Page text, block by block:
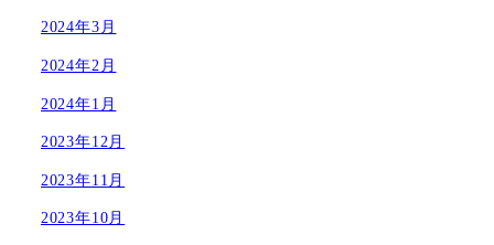
2024年3月
2024年2月
2024年1月
2023年12月
2023年11月
2023年10月